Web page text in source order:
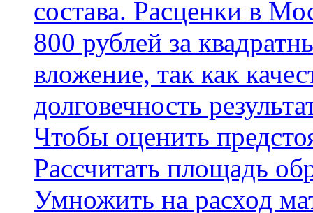
состава. Расценки в
800 рублей за
вложение, так как
долговечность
Чтобы оценить
Рассчитать площадь
Умножить на расход